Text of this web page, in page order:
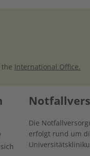
International Office.
Die
erfolgt rund um